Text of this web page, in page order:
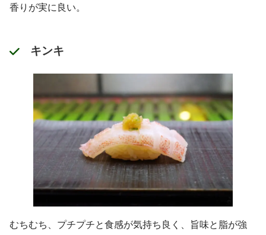
香りが実に良い。
キンキ
むちむち、プチプチと食感が気持ち良く、旨味と脂が強